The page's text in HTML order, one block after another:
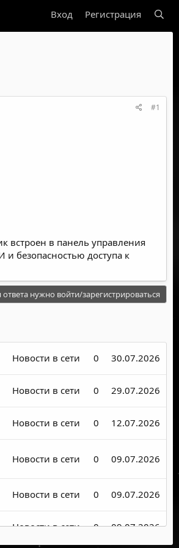
Вход Регистрация
#1
встроен в панель управления
безопасностью доступа к
ответа нужно войти/зарегистрироваться
Новости в сети 0 30.07.2026
Новости в сети 0 29.07.2026
Новости в сети 0 12.07.2026
Новости в сети 0 09.07.2026
Новости в сети 0 09.07.2026
Новости в сети 0 09.07.2026